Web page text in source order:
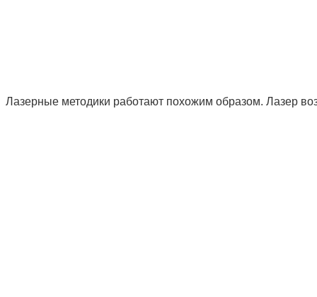
Лазерные методики работают похожим образом. Лазер